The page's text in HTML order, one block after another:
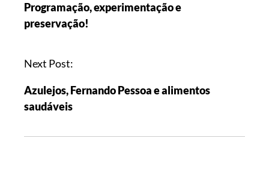
Programação, experimentação e
preservação!
Next Post:
Azulejos, Fernando Pessoa e alimentos
saudáveis